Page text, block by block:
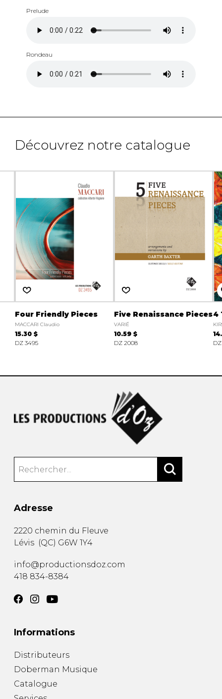
Prelude
Rondeau
Découvrez notre catalogue
Four Friendly Pieces
MACCARI Claudio
15.30 $
DZ 3495
Five Renaissance Pieces
VARIÉ
10.59 $
DZ 2008
4
DZ
Adresse
2220 chemin du Fleuve
Lévis (QC) G6W 1Y4
info@productionsdoz.com
418 834-8384
Informations
Distributeurs
Doberman Musique
Catalogue